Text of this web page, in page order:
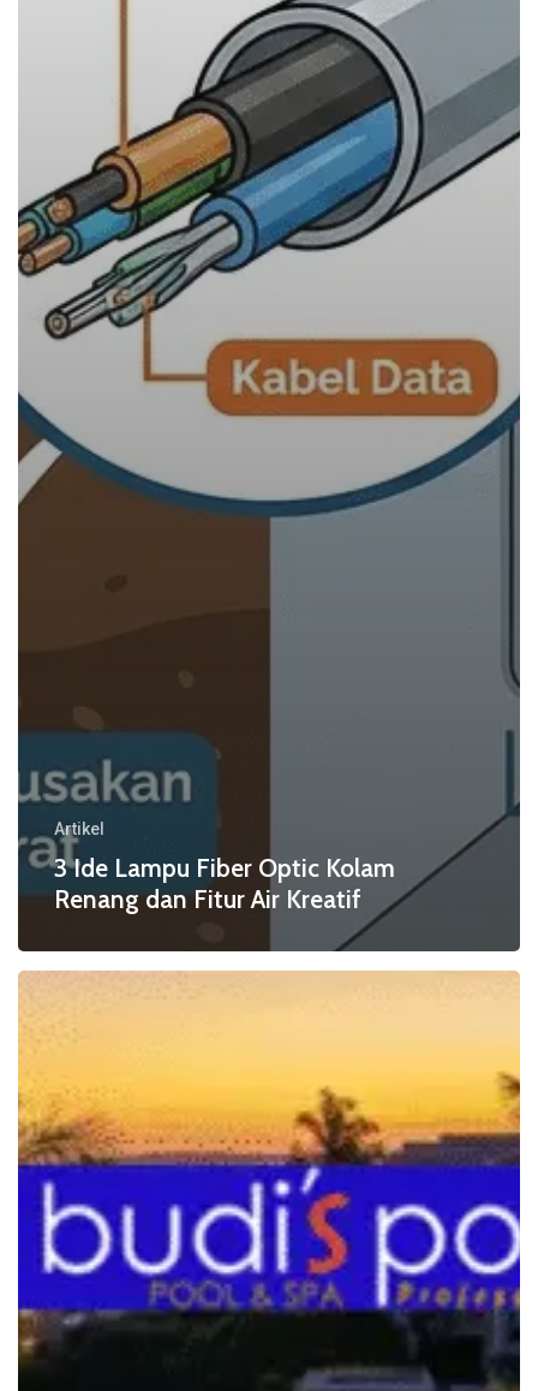
Artikel
3 Ide Lampu Fiber Optic Kolam
Renang dan Fitur Air Kreatif
Tren
Warna
Optic
Kolam
Renang
Terbaru